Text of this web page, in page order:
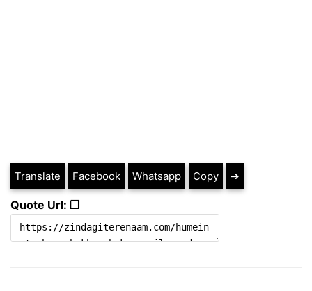
Translate Facebook Whatsapp Copy ➔
Quote Url: ❐